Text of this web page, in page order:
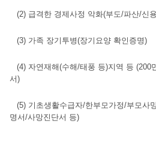
(2) 급격한 경제사정 악화(부도/파산/신
(3) 가족 장기투병(장기요양 확인증명)
(4) 자연재해(수해/태풍 등)지역 등 (200
서)
(5) 기초생활수급자/한부모가정/부모사
명서/사망진단서 등)